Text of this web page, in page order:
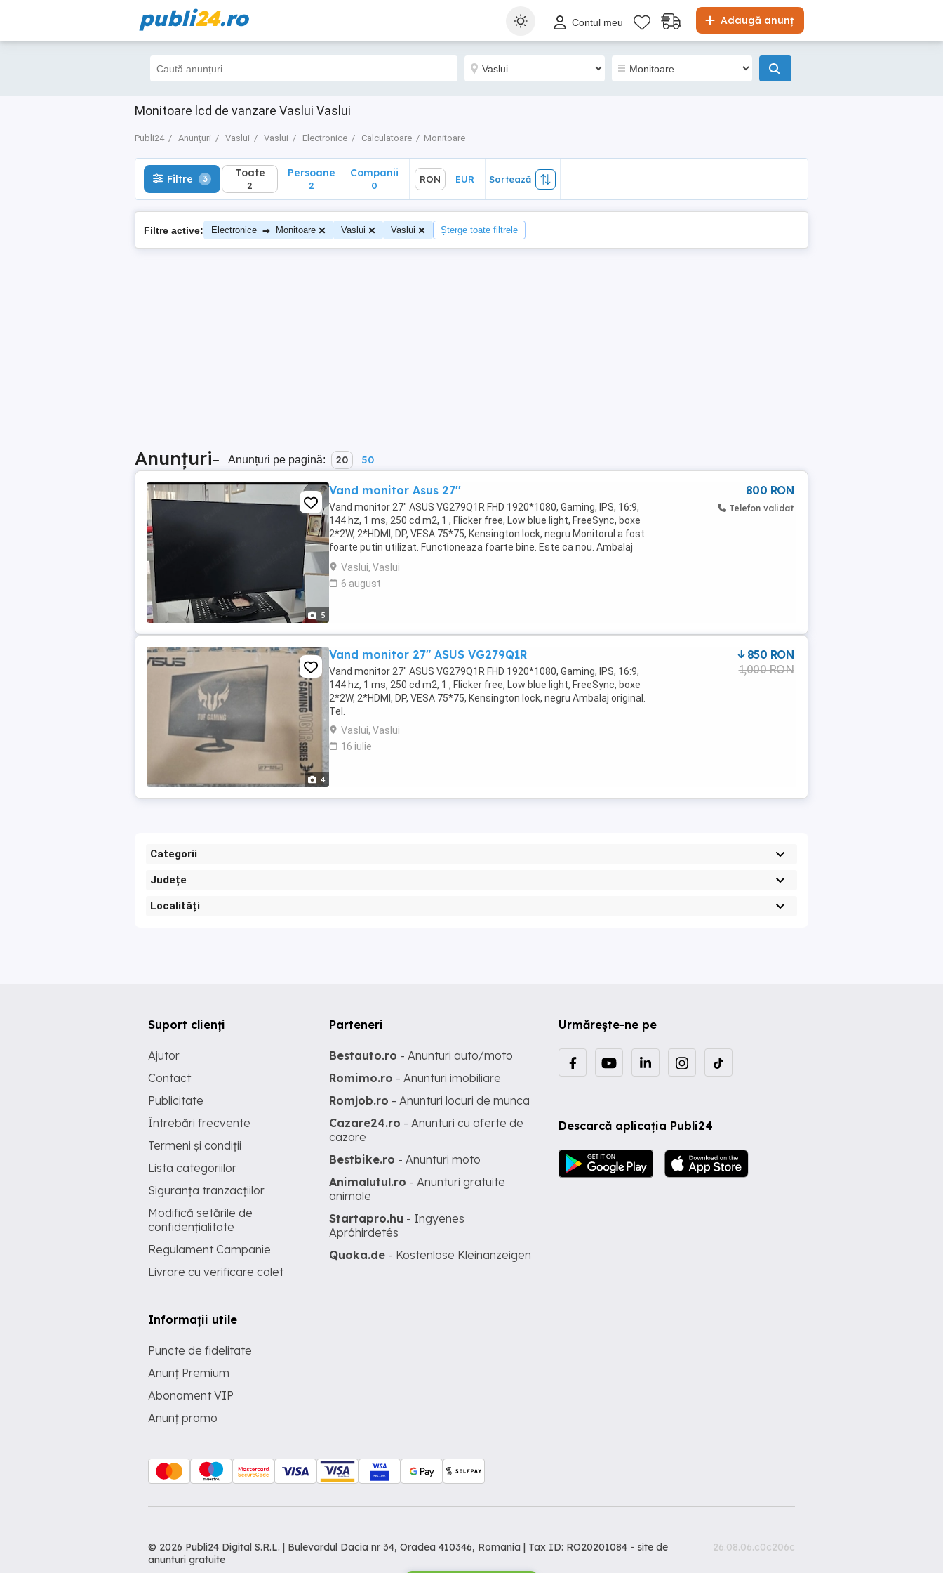
publi24.ro Adaugă anunț
Contul meu
Monitoare lcd de vanzare Vaslui Vaslui
Publi24 Anunțuri Vaslui Vaslui Electronice Calculatoare Monitoare
Filtre 3 Toate
2
Sortează
Filtre 3 Toate
2
Persoane
2
Companii
0
RON EUR Sortează
Filtre active: Electronice → Monitoare Vaslui Vaslui Șterge toate filtrele
Anunțuri– Anunțuri pe pagină: 20 50
5
Vand monitor Asus 27''
Vand monitor 27" ASUS VG279Q1R FHD 1920*1080, Gaming, IPS, 16:9,
144 hz, 1 ms, 250 cd m2, 1 , Flicker free, Low blue light, FreeSync, boxe
2*2W, 2*HDMI, DP, VESA 75*75, Kensington lock, negru Monitorul a fost
foarte putin utilizat. Functioneaza foarte bine. Este ca nou. Ambalaj
original. Tel.
Vaslui, Vaslui
6 august
800 RON
Telefon validat
4
Vand monitor 27" ASUS VG279Q1R
Vand monitor 27" ASUS VG279Q1R FHD 1920*1080, Gaming, IPS, 16:9,
144 hz, 1 ms, 250 cd m2, 1 , Flicker free, Low blue light, FreeSync, boxe
2*2W, 2*HDMI, DP, VESA 75*75, Kensington lock, negru Ambalaj original.
Tel.
Vaslui, Vaslui
16 iulie
850 RON
1,000 RON
Categorii
Județe
Localități
Urmărește-ne pe
Descarcă aplicația Publi24
Suport clienți
Ajutor
Contact
Publicitate
Întrebări frecvente
Termeni și condiții
Lista categoriilor
Siguranța tranzacțiilor
Modifică setările de
confidențialitate
Regulament Campanie
Livrare cu verificare colet
Informații utile
Puncte de fidelitate
Anunț Premium
Abonament VIP
Anunț promo
Parteneri
Bestauto.ro - Anunturi auto/moto
Romimo.ro - Anunturi imobiliare
Romjob.ro - Anunturi locuri de munca
Cazare24.ro - Anunturi cu oferte de
cazare
Bestbike.ro - Anunturi moto
Animalutul.ro - Anunturi gratuite
animale
Startapro.hu - Ingyenes
Apróhirdetés
Quoka.de - Kostenlose Kleinanzeigen
© 2026 Publi24 Digital S.R.L. | Bulevardul Dacia nr 34, Oradea 410346, Romania | Tax ID: RO20201084 - site de
anunturi gratuite
26.08.06.c0c206c